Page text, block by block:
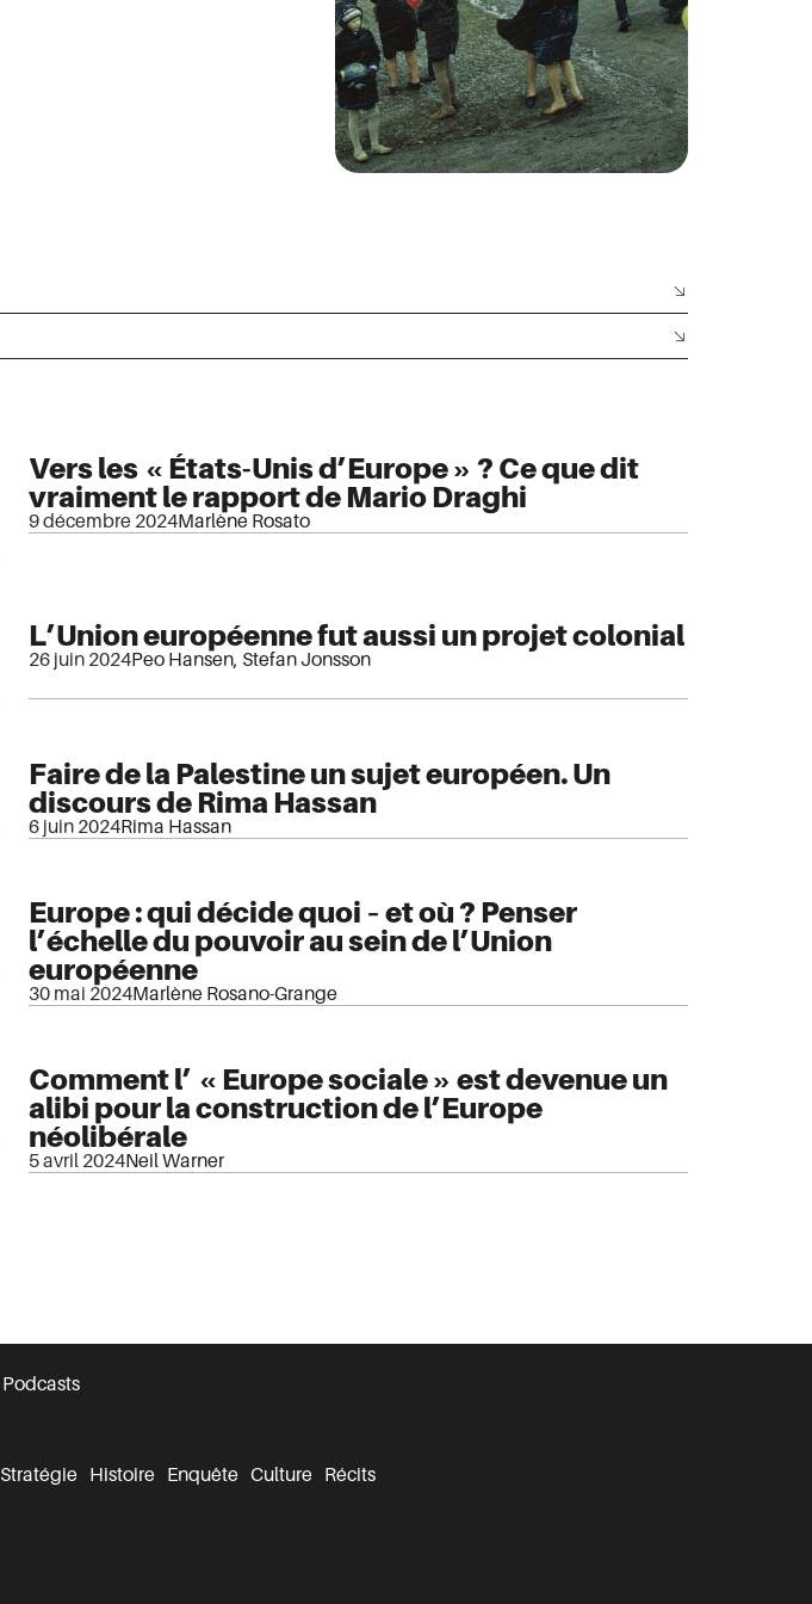
Vers les « États-Unis d’Europe » ? Ce que dit
vraiment le rapport de Mario Draghi
9 décembre 2024Marlène Rosato
L’Union européenne fut aussi un projet colonial
26 juin 2024Peo Hansen, Stefan Jonsson
Faire de la Palestine un sujet européen. Un
discours de Rima Hassan
6 juin 2024Rima Hassan
Europe : qui décide quoi – et où ? Penser
l’échelle du pouvoir au sein de l’Union
européenne
30 mai 2024Marlène Rosano-Grange
Comment l’ « Europe sociale » est devenue un
alibi pour la construction de l’Europe
néolibérale
5 avril 2024Neil Warner
Podcasts
Stratégie Histoire Enquête Culture Récits